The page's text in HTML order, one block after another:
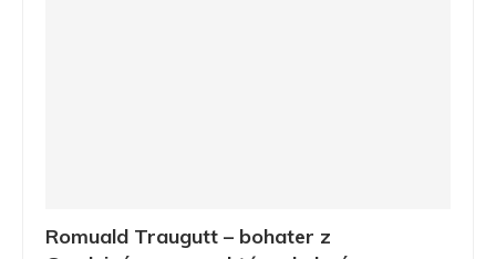
Romuald Traugutt – bohater z